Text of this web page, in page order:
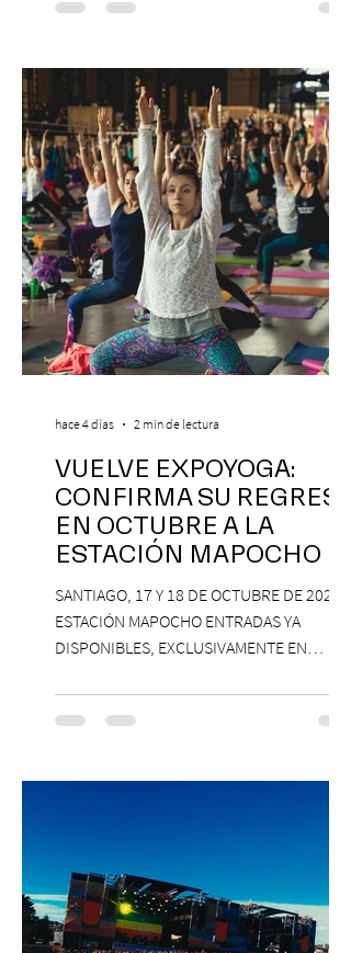
paso por Santiago en 2025, el grupo
retorna al Teatro Estudio 13 con dos
funciones, el 14 y 15 de agosto de 2026,
para que nadie se quede con las ganas (de
nuevo). Llegan con la confianza de quien
ha hecho sold-out en Colombia, Miami,
VUELVE EXPOYOGA:
CONFIRMA SU REGRESO
EN OCTUBRE A LA
ESTACIÓN MAPOCHO
SANTIAGO, 17 Y 18 DE OCTUBRE DE 2026,
ESTACIÓN MAPOCHO ENTRADAS YA
DISPONIBLES, EXCLUSIVAMENTE EN
con una edición renovada que reunirá
yoga, bienestar y vida consciente, con la
Antonella Orsini, Yoga Woman y más
Centro Cultural Estación Mapocho, espacio
que albergará durante dos jornadas una
pro
hace 4 días 2 min de lectura